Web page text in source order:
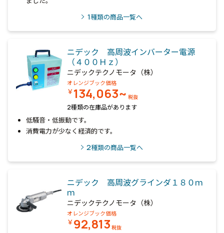
1種類の商品一覧へ
ニデック 高周波インバーター電源
（４００Ｈｚ）
ニデックテクノモータ（株）
オレンジブック価格
￥134,063~ 税抜
2種類の在庫品があります
低騒音・低振動です。
消費電力が少なく経済的です。
2種類の商品一覧へ
ニデック 高周波グラインダ１８０ｍ
ｍ
ニデックテクノモータ（株）
オレンジブック価格
￥92,813 税抜